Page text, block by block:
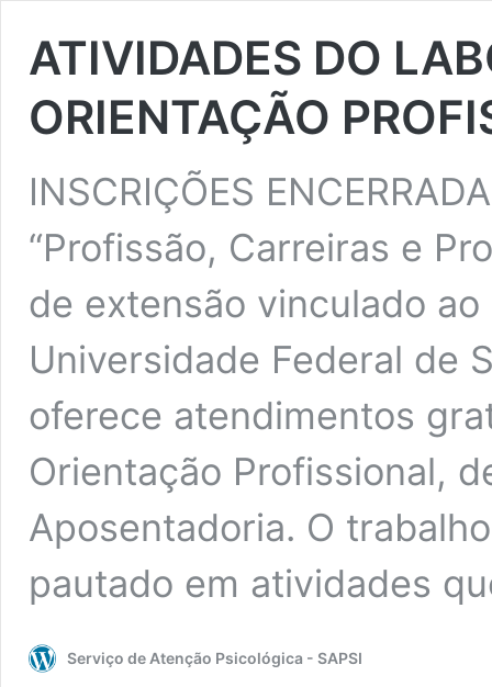
ATIVIDADES DO
ORIENTAÇÃO
INSCRIÇÕES
“Profissão, Carreiras e
de extensão vinculado
Universidade Federal de
oferece atendimentos
Orientação Profissional,
Aposentadoria. O
pautado em atividades
Serviço de Atenção Psicológica - SAPSI